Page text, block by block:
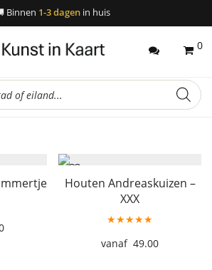
Binnen 1-3 dagen in huis
0
Houten Andreaskuizen –
XXX
★★★★★
49.00